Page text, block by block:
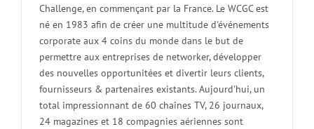
Challenge, en commençant par la France. Le WCGC est
né en 1983 afin de créer une multitude d'événements
corporate aux 4 coins du monde dans le but de
permettre aux entreprises de networker, développer
des nouvelles opportunitées et divertir leurs clients,
fournisseurs & partenaires existants. Aujourd'hui, un
total impressionnant de 60 chaînes TV, 26 journaux,
24 magazines et 18 compagnies aériennes sont